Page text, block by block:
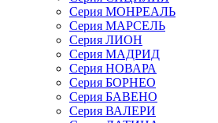
Серия МОНРЕАЛЬ
Серия МАРСЕЛЬ
Серия ЛИОН
Серия МАДРИД
Серия НОВАРА
Серия БОРНЕО
Серия БАВЕНО
Серия ВАЛЕРИ